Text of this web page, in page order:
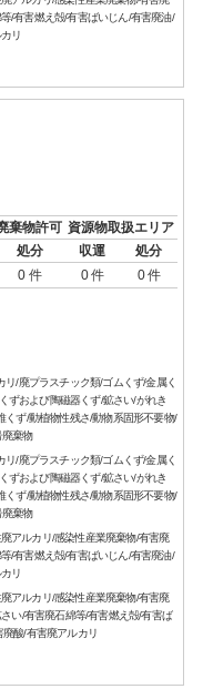
/有害燃え殻/有害ばいじん/有害廃油/
リ
棄物許可 資源物取扱エリア
処分 収運
処分
0 件 0 件 0 件
リ/廃プラスチック類/ゴムくず/金属く
ずおよび陶磁器くず/鉱さい/がれき
くず/動植物性残さ/動物系固形不要物/
廃棄物
リ/廃プラスチック類/ゴムくず/金属く
ずおよび陶磁器くず/鉱さい/がれき
くず/動植物性残さ/動物系固形不要物/
廃棄物
アルカリ/感染性産業廃棄物/有害廃
/有害燃え殻/有害ばいじん/有害廃油/
リ
アルカリ/感染性産業廃棄物/有害廃
い/有害廃石綿等/有害燃え殻/有害ば
酸/有害廃アルカリ